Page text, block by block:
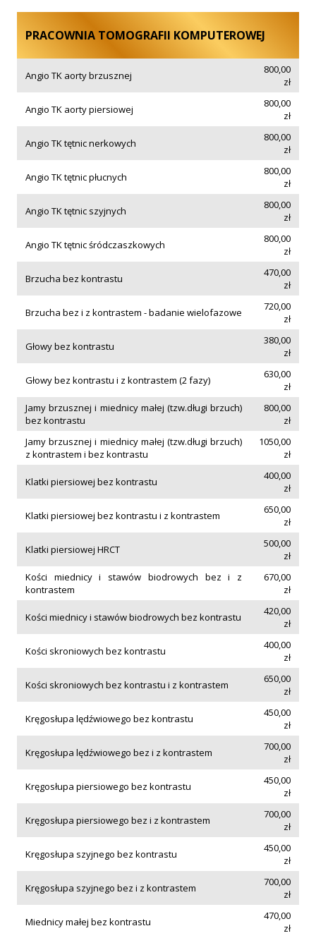
PRACOWNIA TOMOGRAFII KOMPUTEROWEJ
Angio TK aorty brzusznej
800,00
zł
Angio TK aorty piersiowej
800,00
zł
Angio TK tętnic nerkowych
800,00
zł
Angio TK tętnic płucnych
800,00
zł
Angio TK tętnic szyjnych
800,00
zł
Angio TK tętnic śródczaszkowych
800,00
zł
Brzucha bez kontrastu
470,00
zł
Brzucha bez i z kontrastem - badanie wielofazowe
720,00
zł
Głowy bez kontrastu
380,00
zł
Głowy bez kontrastu i z kontrastem (2 fazy)
630,00
zł
Jamy brzusznej i miednicy małej (tzw.długi brzuch)
bez kontrastu
800,00
zł
Jamy brzusznej i miednicy małej (tzw.długi brzuch)
z kontrastem i bez kontrastu
1050,00
zł
Klatki piersiowej bez kontrastu
400,00
zł
Klatki piersiowej bez kontrastu i z kontrastem
650,00
zł
Klatki piersiowej HRCT
500,00
zł
Kości miednicy i stawów biodrowych bez i z
kontrastem
670,00
zł
Kości miednicy i stawów biodrowych bez kontrastu
420,00
zł
Kości skroniowych bez kontrastu
400,00
zł
Kości skroniowych bez kontrastu i z kontrastem
650,00
zł
Kręgosłupa lędźwiowego bez kontrastu
450,00
zł
Kręgosłupa lędźwiowego bez i z kontrastem
700,00
zł
Kręgosłupa piersiowego bez kontrastu
450,00
zł
Kręgosłupa piersiowego bez i z kontrastem
700,00
zł
Kręgosłupa szyjnego bez kontrastu
450,00
zł
Kręgosłupa szyjnego bez i z kontrastem
700,00
zł
Miednicy małej bez kontrastu
470,00
zł